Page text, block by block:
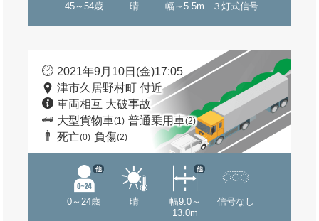
45～54歳 晴 幅～5.5m ３灯式信号
2021年9月10日(金)17:05
津市久居野村町 付近
車両相互 大破事故
大型貨物車(1) 普通乗用車(2)
死亡(0) 負傷(2)
0～24歳
他
晴
幅9.0～
13.0m
他
信号なし